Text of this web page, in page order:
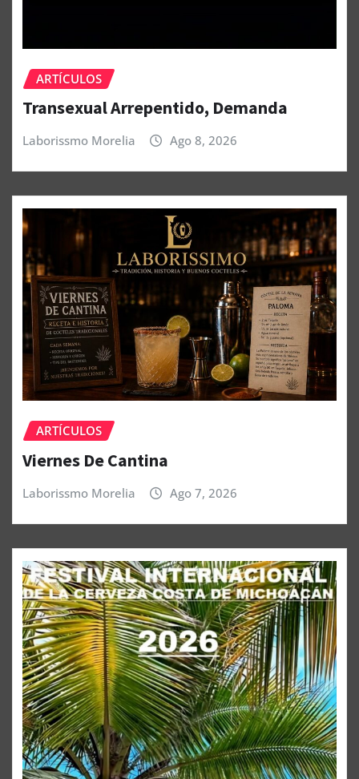
ARTÍCULOS
Transexual Arrepentido, Demanda
Laborissmo Morelia Ago 8, 2026
ARTÍCULOS
Viernes De Cantina
Laborissmo Morelia Ago 7, 2026